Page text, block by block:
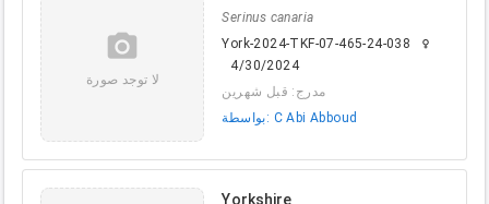
camera_alt
لا توجد صورة
Serinus canaria
York-2024-TKF-07-465-24-038
female
4/30/2024
مدرج: قبل شهرين
بواسطة: C Abi Abboud
Yorkshire